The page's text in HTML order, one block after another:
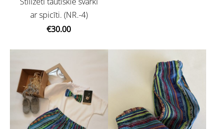
ar spicīti. (NR.-4)
€30.00